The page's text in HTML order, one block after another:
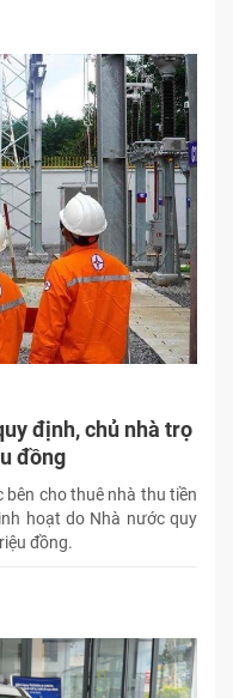
với nhiều hạng mục cầu,
định, chủ nhà trọ
đồng
bên cho thuê nhà thu tiền
hoạt do Nhà nước quy
đồng.